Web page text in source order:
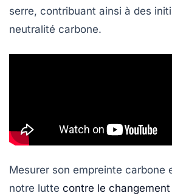
serre, contribuant ainsi à des
neutralité carbone.
Mesurer son empreinte carbone
notre lutte contre le changement